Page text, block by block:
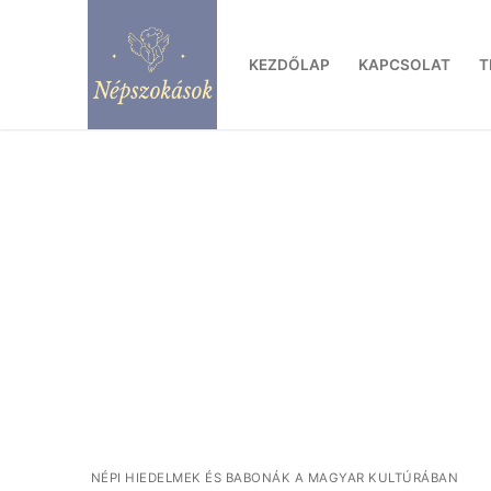
KEZDŐLAP KAPCSOLAT
NÉPI HIEDELMEK ÉS BABONÁK A MAGYAR KULTÚRÁBAN